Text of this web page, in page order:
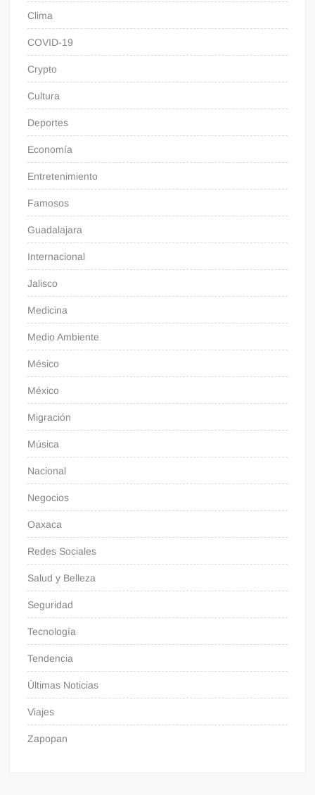
Clima
COVID-19
Crypto
Cultura
Deportes
Economía
Entretenimiento
Famosos
Guadalajara
Internacional
Jalisco
Medicina
Medio Ambiente
Mésico
México
Migración
Música
Nacional
Negocios
Oaxaca
Redes Sociales
Salud y Belleza
Seguridad
Tecnología
Tendencia
Últimas Noticias
Viajes
Zapopan